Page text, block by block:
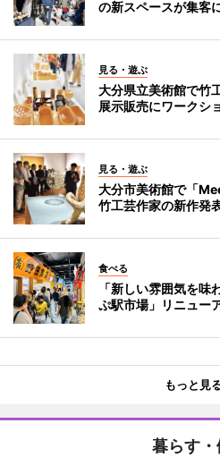
の新スペースが集客
見る・遊ぶ
大分県立美術館で竹
展示販売にワークシ
見る・遊ぶ
大分市美術館で「
竹工芸作家の新作発
食べる
「新しい雰囲気を
ぷ駅市場」リニュー
もっと見
暮らす・